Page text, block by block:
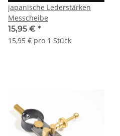
japanische Lederstärken
Messcheibe
15,95 € *
15,95 € pro 1 Stück